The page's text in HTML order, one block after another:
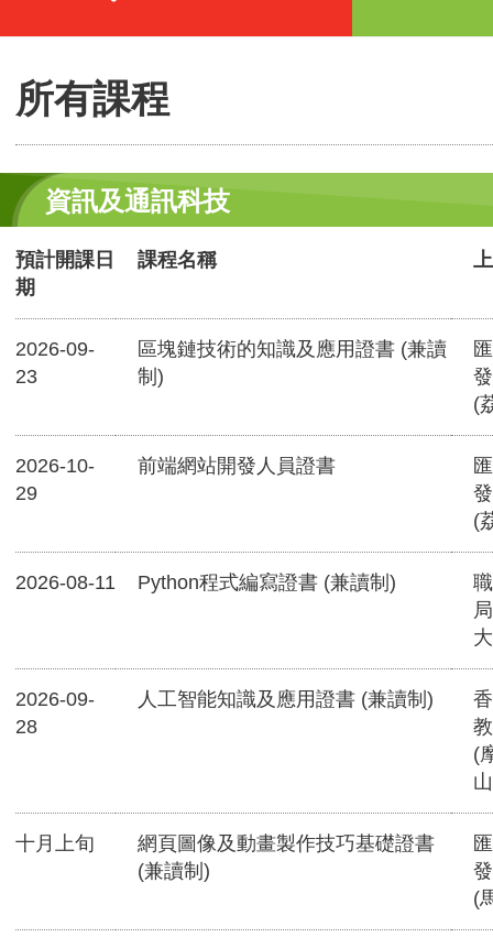
所有課程
資訊及通訊科技
預計開課日
期
課程名稱
2026-09-
23
區塊鏈技術的知識及應用證書 (兼讀
制)
(
2026-10-
29
前端網站開發人員證書
(
2026-08-11 Python程式編寫證書 (兼讀制)
2026-09-
28
人工智能知識及應用證書 (兼讀制)
(
十月上旬
網頁圖像及動畫製作技巧基礎證書
(兼讀制)
(